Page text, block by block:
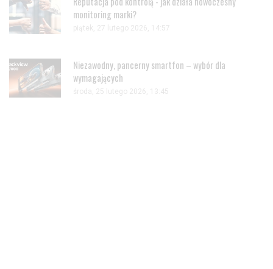
monitoring marki?
piątek, 27 lutego 2026, 14:57
Niezawodny, pancerny smartfon – wybór dla
wymagających
środa, 25 lutego 2026, 13:45